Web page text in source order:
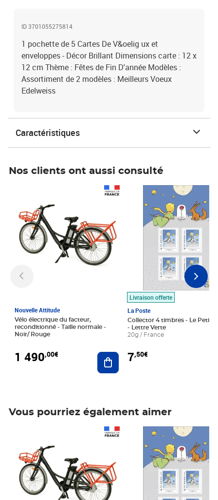
ID 3701055275814
1 pochette de 5 Cartes De V&oelig ux et
enveloppes - Décor Brillant Dimensions carte : 12 x
12 cm Thème : Fêtes de Fin D'année Modèles :
Assortiment de 2 modèles : Meilleurs Voeux
Edelweiss
Caractéristiques
Nos clients ont aussi consulté
Nouvelle Attitude
Vélo électrique du facteur,
reconditionné - Taille normale -
Noir/ Rouge
1 490,00€ Ajouter au panier
Livraison offerte
La Poste
Collector 4 timbres - Le Petit
- Lettre Verte
20g / France
7,50€
Prix 7,50€
Vous pourriez également aimer
Prix 7,50€